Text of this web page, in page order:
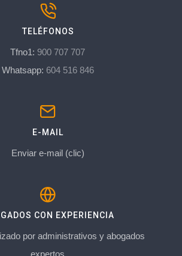
TELÉFONOS
Tfno1: 900 707 707
Whatsapp: 604 516 846
E-MAIL
Enviar e-mail (clic)
CON EXPERIENCIA
por administrativos y abogados
expertos